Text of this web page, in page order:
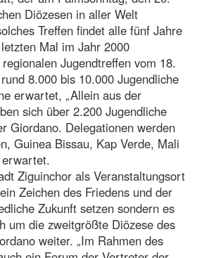
Diözesen in aller Welt
Treffen findet alle fünf Jahre
Mal im Jahr 2000
Jugendtreffen vom 18.
8.000 bis 10.000 Jugendliche
erwartet, „Allein aus der
sich über 2.200 Jugendliche
Giordano. Delegationen werden
Guinea Bissau, Kap Verde, Mali
Ziguinchor als Veranstaltungsort
Zeichen des Friedens und der
Zukunft setzen sondern es
um die zweitgrößte Diözese des
weiter. „Im Rahmen des